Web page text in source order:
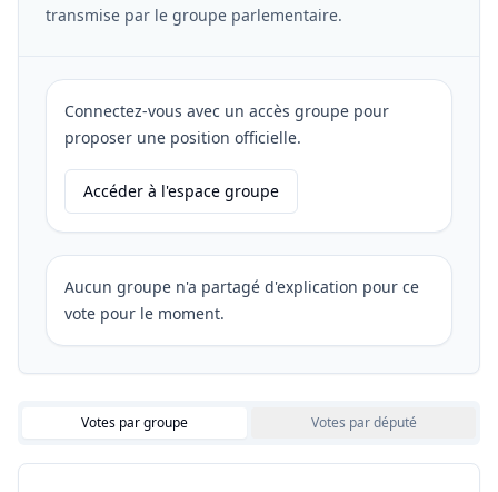
transmise par le groupe parlementaire.
Connectez-vous avec un accès groupe pour
proposer une position officielle.
Accéder à l'espace groupe
Aucun groupe n'a partagé d'explication pour ce
vote pour le moment.
Votes par groupe Votes par député